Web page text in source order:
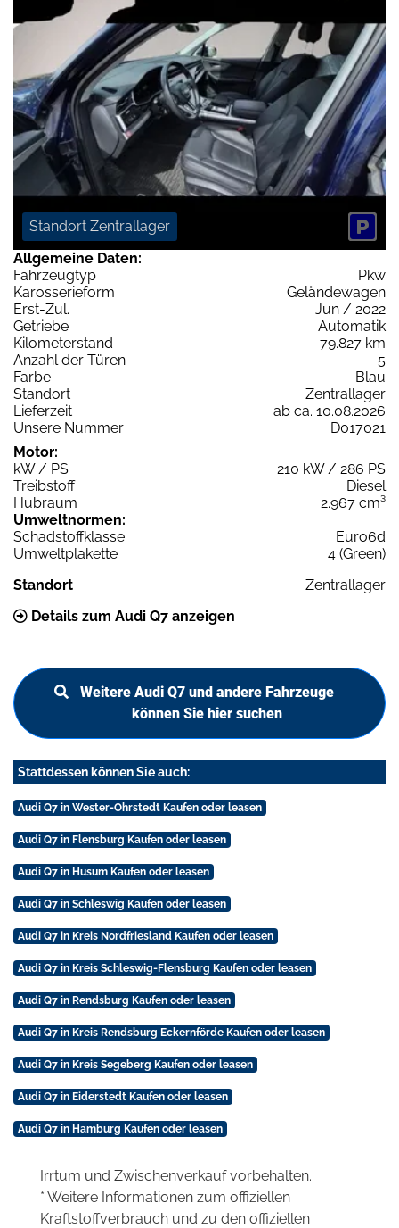
Standort Zentrallager
Allgemeine Daten:
Fahrzeugtyp
Pkw
Karosserieform
Geländewagen
Erst-Zul.
Jun / 2022
Getriebe
Automatik
Kilometerstand
79.827 km
Anzahl der Türen
5
Farbe
Blau
Standort
Zentrallager
Lieferzeit
ab ca. 10.08.2026
Unsere Nummer
D017021
Motor:
kW / PS
210 kW / 286 PS
Treibstoff
Diesel
Hubraum
2.967 cm³
Umweltnormen:
Schadstoffklasse
Euro6d
Umweltplakette
4 (Green)
Standort
Zentrallager
Details zum Audi Q7 anzeigen
Weitere Audi Q7 und andere Fahrzeuge
können Sie hier suchen
Stattdessen können Sie auch:
Audi Q7 in Wester-Ohrstedt Kaufen oder leasen
Audi Q7 in Flensburg Kaufen oder leasen
Audi Q7 in Husum Kaufen oder leasen
Audi Q7 in Schleswig Kaufen oder leasen
Audi Q7 in Kreis Nordfriesland Kaufen oder leasen
Audi Q7 in Kreis Schleswig-Flensburg Kaufen oder leasen
Audi Q7 in Rendsburg Kaufen oder leasen
Audi Q7 in Kreis Rendsburg Eckernförde Kaufen oder leasen
Audi Q7 in Kreis Segeberg Kaufen oder leasen
Audi Q7 in Eiderstedt Kaufen oder leasen
Audi Q7 in Hamburg Kaufen oder leasen
Irrtum und Zwischenverkauf vorbehalten.
* Weitere Informationen zum offiziellen
Kraftstoffverbrauch und zu den offiziellen